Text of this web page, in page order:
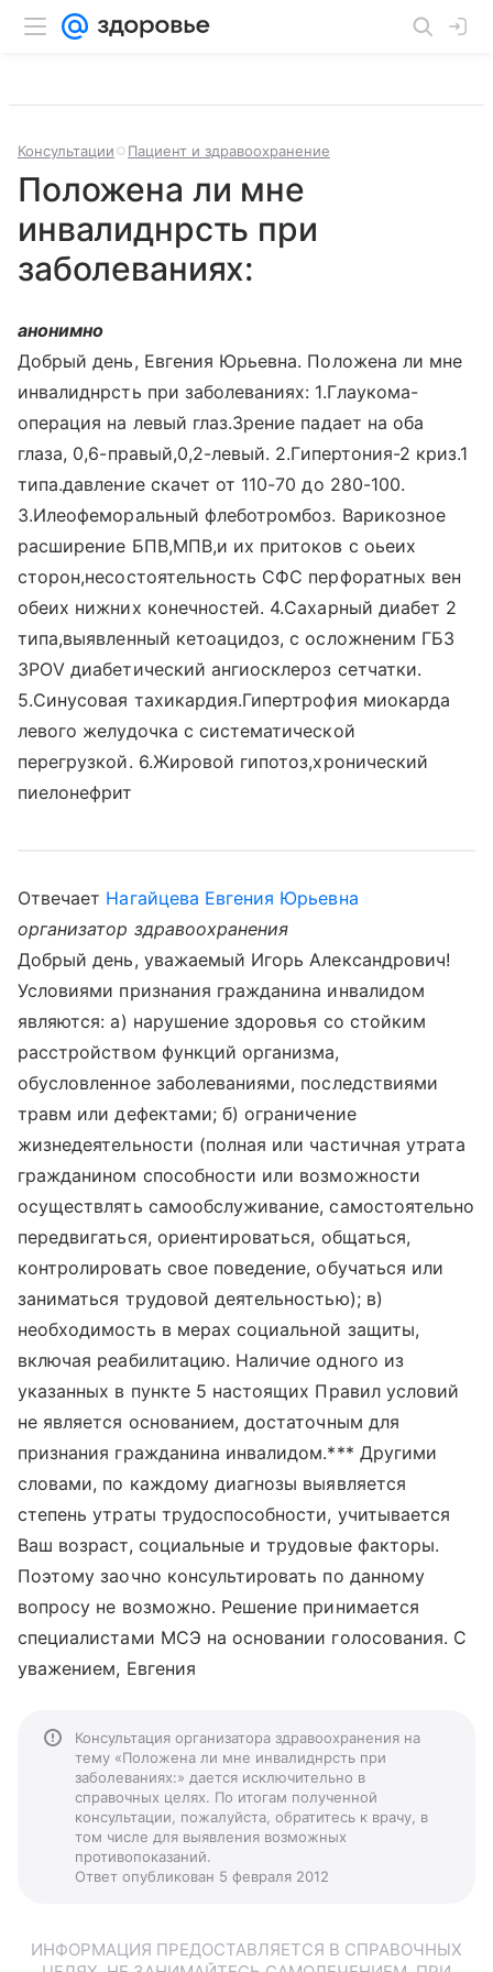
Консультации Пациент и здравоохранение
Положена ли мне
инвалиднрсть при
заболеваниях:
анонимно
Добрый день, Евгения Юрьевна. Положена ли мне
инвалиднрсть при заболеваниях: 1.Глаукома-
операция на левый глаз.Зрение падает на оба
глаза, 0,6-правый,0,2-левый. 2.Гипертония-2 криз.1
типа.давление скачет от 110-70 до 280-100.
3.Илеофеморальный флеботромбоз. Варикозное
расширение БПВ,МПВ,и их притоков с оьеих
сторон,несостоятельность СФС перфоратных вен
обеих нижних конечностей. 4.Сахарный диабет 2
типа,выявленный кетоацидоз, с осложненим ГБЗ
3РОV диабетический ангиосклероз сетчатки.
5.Синусовая тахикардия.Гипертрофия миокарда
левого желудочка с систематической
перегрузкой. 6.Жировой гипотоз,хронический
пиелонефрит
Отвечает Нагайцева Евгения Юрьевна
организатор здравоохранения
Добрый день, уважаемый Игорь Александрович!
Условиями признания гражданина инвалидом
являются: а) нарушение здоровья со стойким
расстройством функций организма,
обусловленное заболеваниями, последствиями
травм или дефектами; б) ограничение
жизнедеятельности (полная или частичная утрата
гражданином способности или возможности
осуществлять самообслуживание, самостоятельно
передвигаться, ориентироваться, общаться,
контролировать свое поведение, обучаться или
заниматься трудовой деятельностью); в)
необходимость в мерах социальной защиты,
включая реабилитацию. Наличие одного из
указанных в пункте 5 настоящих Правил условий
не является основанием, достаточным для
признания гражданина инвалидом.*** Другими
словами, по каждому диагнозы выявляется
степень утраты трудоспособности, учитывается
Ваш возраст, социальные и трудовые факторы.
Поэтому заочно консультировать по данному
вопросу не возможно. Решение принимается
специалистами МСЭ на основании голосования. С
уважением, Евгения
Консультация организатора здравоохранения на
тему «Положена ли мне инвалиднрсть при
заболеваниях:» дается исключительно в
справочных целях. По итогам полученной
консультации, пожалуйста, обратитесь к врачу, в
том числе для выявления возможных
противопоказаний.
Ответ опубликован 5 февраля 2012
ИНФОРМАЦИЯ ПРЕДОСТАВЛЯЕТСЯ В СПРАВОЧНЫХ